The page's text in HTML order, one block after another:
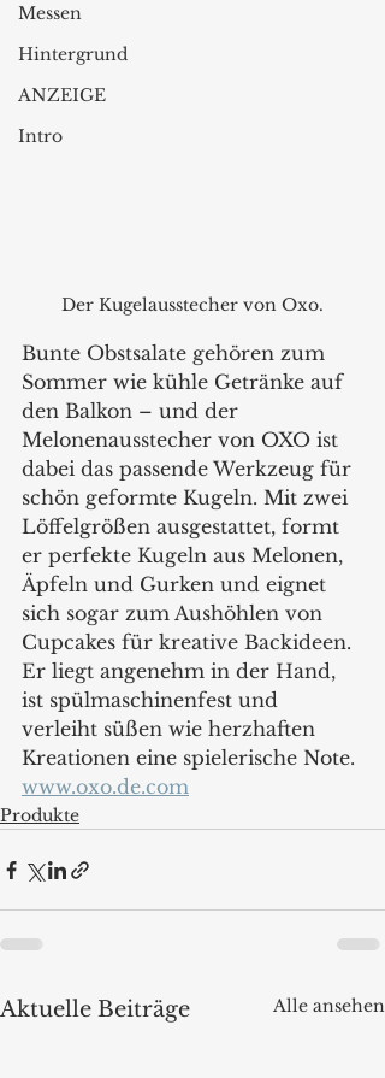
Messen
Hintergrund
ANZEIGE
Intro
Der Kugelausstecher von Oxo.
Bunte Obstsalate gehören zum
Sommer wie kühle Getränke auf
den Balkon – und der
Melonenausstecher von OXO ist
dabei das passende Werkzeug für
schön geformte Kugeln. Mit zwei
Löffelgrößen ausgestattet, formt
er perfekte Kugeln aus Melonen,
Äpfeln und Gurken und eignet
sich sogar zum Aushöhlen von
Cupcakes für kreative Backideen.
Er liegt angenehm in der Hand,
ist spülmaschinenfest und
verleiht süßen wie herzhaften
Kreationen eine spielerische Note.
www.oxo.de.com
Produkte
Aktuelle Beiträge Alle ansehen